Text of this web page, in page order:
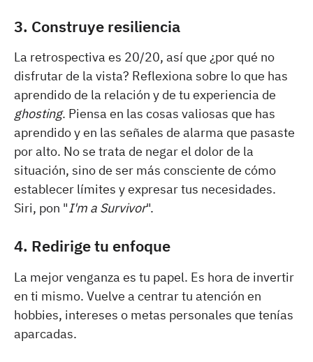
3. Construye resiliencia
La retrospectiva es 20/20, así que ¿por qué no
disfrutar de la vista? Reflexiona sobre lo que has
aprendido de la relación y de tu experiencia de
ghosting. Piensa en las cosas valiosas que has
aprendido y en las señales de alarma que pasaste
por alto. No se trata de negar el dolor de la
situación, sino de ser más consciente de cómo
establecer límites y expresar tus necesidades.
Siri, pon "I'm a Survivor".
4. Redirige tu enfoque
La mejor venganza es tu papel. Es hora de invertir
en ti mismo. Vuelve a centrar tu atención en
hobbies, intereses o metas personales que tenías
aparcadas.